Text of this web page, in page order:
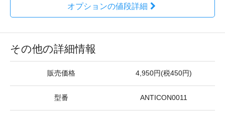
オプションの値段詳細
その他の詳細情報
販売価格 4,950円(税450円)
型番 ANTICON0011